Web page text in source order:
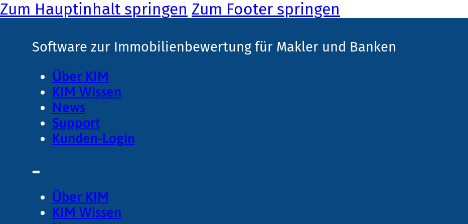
Zum Hauptinhalt springen Zum Footer springen
Software zur Immobilienbewertung für Makler und Banken
Über KIM
KIM Wissen
News
Support
Kunden-Login
Über KIM
KIM Wissen